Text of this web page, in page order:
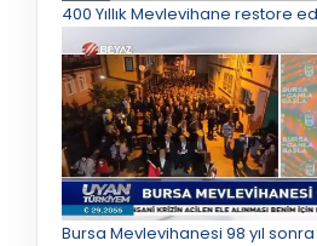
400 Yıllık Mevlevihane restore
Bursa Mevlevihanesi 98 yıl sonra